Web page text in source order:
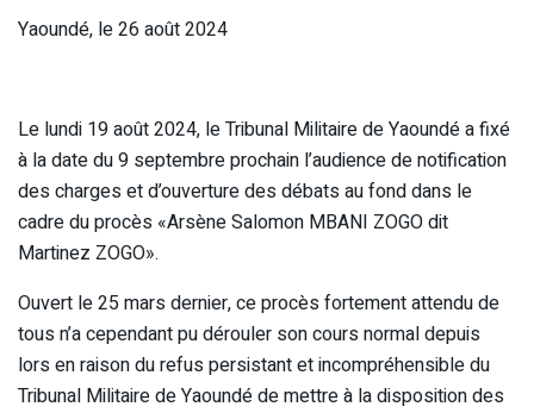
Yaoundé, le 26 août 2024
Le lundi 19 août 2024, le Tribunal Militaire de Yaoundé a fixé
à la date du 9 septembre prochain l’audience de notification
des charges et d’ouverture des débats au fond dans le
cadre du procès «Arsène Salomon MBANI ZOGO dit
Martinez ZOGO».
Ouvert le 25 mars dernier, ce procès fortement attendu de
tous n’a cependant pu dérouler son cours normal depuis
lors en raison du refus persistant et incompréhensible du
Tribunal Militaire de Yaoundé de mettre à la disposition des